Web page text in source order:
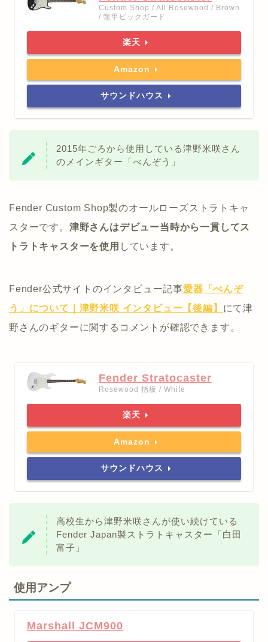
Custom Shop / All Rosewood / Brown
/ 鼈甲ピックガード
楽天
Amazon
サウンドハウス
2015年ごろから使用している津野米咲さん
のメインギター「べんぞう」
Fender Custom Shop製のオールローズストラトキャ
スターです。 津野さんはデビュー当時から一貫してス
トラトキャスターを使用 しています。
Fender公式サイトのインタビュー記事愛器「べんぞ
う」について｜津野米咲 インタビュー【後編】 にて津
野さんのギターに関するコメントが確認できます。
Fender Stratocaster
Rosewood 指板 / White
楽天
Amazon
サウンドハウス
高校生から津野米咲さんが使い続けている
Fender Japan製ストラトキャスター「白田
富子」
使用アンプ
Marshall JCM900